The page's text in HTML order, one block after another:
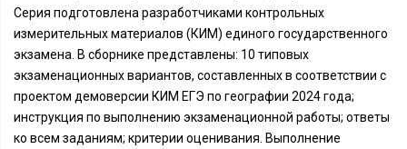
Серия подготовлена разработчиками контрольных
измерительных материалов (КИМ) единого государственного
экзамена. В сборнике представлены: 10 типовых
экзаменационных вариантов, составленных в соответствии с
проектом демоверсии КИМ ЕГЭ по географии 2024 года;
инструкция по выполнению экзаменационной работы; ответы
ко всем заданиям; критерии оценивания. Выполнение